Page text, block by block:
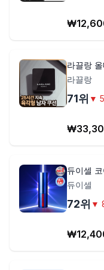
₩
라끌랑
라끌랑
71위 ▼
₩
듀이셀
듀이셀
72위 ▼
₩